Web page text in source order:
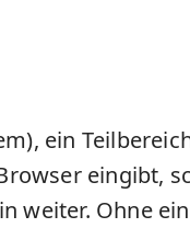
ein
eingibt,
weiter. Ohne